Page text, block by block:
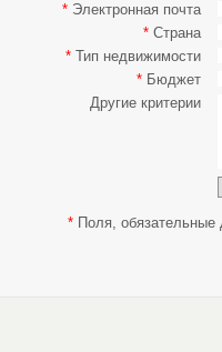
*Электронная почта
*Страна
*Тип недвижимости
*Бюджет
Другие критерии
*Поля, обязательные